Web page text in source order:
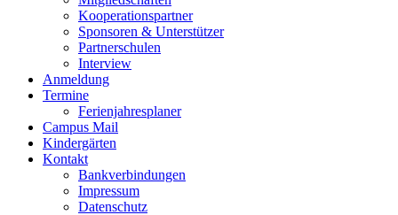
Kooperationspartner
Sponsoren & Unterstützer
Partnerschulen
Interview
Anmeldung
Termine
Ferienjahresplaner
Campus Mail
Kindergärten
Kontakt
Bankverbindungen
Impressum
Datenschutz